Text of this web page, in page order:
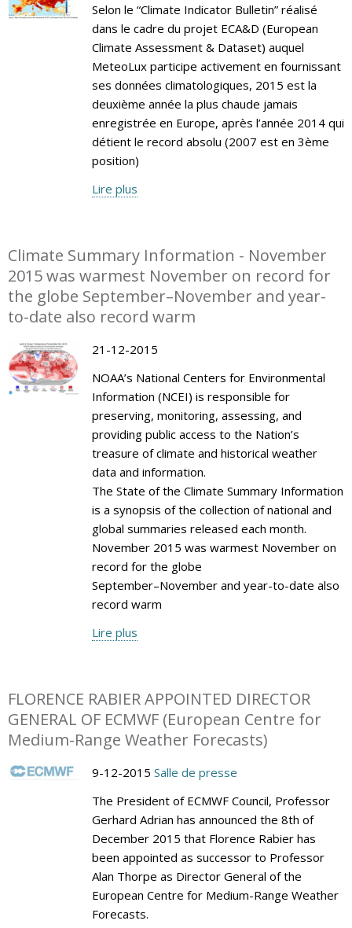
Selon le “Climate Indicator Bulletin” réalisé
dans le cadre du projet ECA&D (European
Climate Assessment & Dataset) auquel
MeteoLux participe activement en fournissant
ses données climatologiques, 2015 est la
deuxième année la plus chaude jamais
enregistrée en Europe, après l’année 2014 qui
détient le record absolu (2007 est en 3ème
position)
Lire plus
Climate Summary Information - November
2015 was warmest November on record for
the globe September–November and year-
to-date also record warm
21-12-2015
NOAA’s National Centers for Environmental
Information (NCEI) is responsible for
preserving, monitoring, assessing, and
providing public access to the Nation’s
treasure of climate and historical weather
data and information.
The State of the Climate Summary Information
is a synopsis of the collection of national and
global summaries released each month.
November 2015 was warmest November on
record for the globe
September–November and year-to-date also
record warm
Lire plus
FLORENCE RABIER APPOINTED DIRECTOR
GENERAL OF ECMWF (European Centre for
Medium-Range Weather Forecasts)
9-12-2015 Salle de presse
The President of ECMWF Council, Professor
Gerhard Adrian has announced the 8th of
December 2015 that Florence Rabier has
been appointed as successor to Professor
Alan Thorpe as Director General of the
European Centre for Medium-Range Weather
Forecasts.